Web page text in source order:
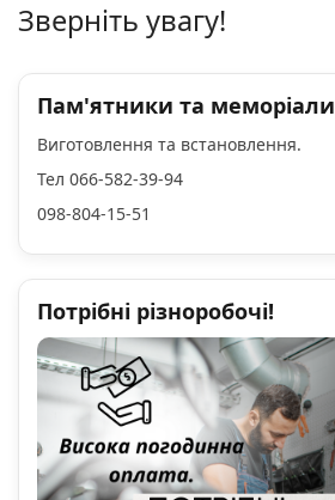
Зверніть увагу!
Пам'ятники та меморіали
Виготовлення та встановлення.
Тел 066-582-39-94
098-804-15-51
Потрібні різноробочі!